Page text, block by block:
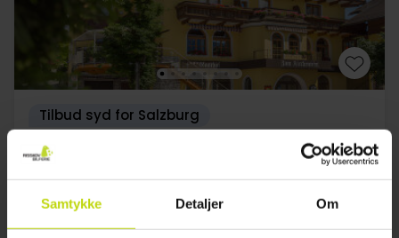
Samtykke Detaljer Om
Tilbud syd for Salzburg
Gasthof zum Kirchenwirt
4.2/ 5 Meget god58 anmeldelser
Salzburg
2799,-